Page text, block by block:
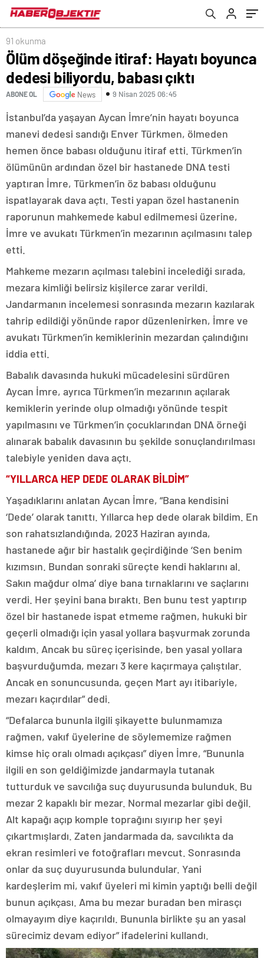
91 okunma
Ölüm döşeğinde itiraf: Hayatı boyunca
dedesi biliyordu, babası çıktı
ABONE OL News 9 Nisan 2025 06:45
İstanbul’da yaşayan Aycan İmre’nin hayatı boyunca
manevi dedesi sandığı Enver Türkmen, ölmeden
hemen önce babası olduğunu itiraf etti. Türkmen’in
ölümünün ardından özel bir hastanede DNA testi
yaptıran İmre, Türkmen’in öz babası olduğunu
ispatlayarak dava açtı. Testi yapan özel hastanenin
raporunun mahkemede kabul edilmemesi üzerine,
İmre ve avukatı Türkmen’in mezarının açılmasını talep
etti.
Mahkeme mezarın açılması talebini incelediği sırada,
mezara kimliği belirsiz kişilerce zarar verildi.
Jandarmanın incelemesi sonrasında mezarın kazılarak
tahrip edildiği yönünde rapor düzenlenirken, İmre ve
avukatı Türkmen’in kemiklerinin mezardan çalındığını
iddia etti.
Babalık davasında hukuki mücadelesini sürdüren
Aycan İmre, ayrıca Türkmen’in mezarının açılarak
kemiklerin yerinde olup olmadığı yönünde tespit
yapılmasını ve Türkmen’in çocuklarından DNA örneği
alınarak babalık davasının bu şekilde sonuçlandırılması
talebiyle yeniden dava açtı.
“YILLARCA HEP DEDE OLARAK BİLDİM”
Yaşadıklarını anlatan Aycan İmre, “Bana kendisini
‘Dede’ olarak tanıttı. Yıllarca hep dede olarak bildim. En
son rahatsızlandığında, 2023 Haziran ayında,
hastanede ağır bir hastalık geçirdiğinde ‘Sen benim
kızımsın. Bundan sonraki süreçte kendi haklarını al.
Sakın mağdur olma’ diye bana tırnaklarını ve saçlarını
verdi. Her şeyini bana bıraktı. Ben bunu test yaptırıp
özel bir hastanede ispat etmeme rağmen, hukuki bir
geçerli olmadığı için yasal yollara başvurmak zorunda
kaldım. Ancak bu süreç içerisinde, ben yasal yollara
başvurduğumda, mezarı 3 kere kaçırmaya çalıştılar.
Ancak en sonuncusunda, geçen Mart ayı itibariyle,
mezarı kaçırdılar” dedi.
“Defalarca bununla ilgili şikayette bulunmamıza
rağmen, vakıf üyelerine de söylememize rağmen
kimse hiç oralı olmadı açıkçası” diyen İmre, “Bununla
ilgili en son geldiğimizde jandarmayla tutanak
tutturduk ve savcılığa suç duyurusunda bulunduk. Bu
mezar 2 kapaklı bir mezar. Normal mezarlar gibi değil.
Alt kapağı açıp komple toprağını sıyırıp her şeyi
çıkartmışlardı. Zaten jandarmada da, savcılıkta da
ekran resimleri ve fotoğrafları mevcut. Sonrasında
onlar da suç duyurusunda bulundular. Yani
kardeşlerim mi, vakıf üyeleri mi kimin yaptığı belli değil
bunun açıkçası. Ama bu mezar buradan ben mirasçı
olmayayım diye kaçırıldı. Bununla birlikte şu an yasal
sürecimiz devam ediyor” ifadelerini kullandı.